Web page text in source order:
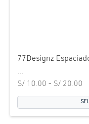
77Designz
...
S/ 10.00 - S/ 20.00